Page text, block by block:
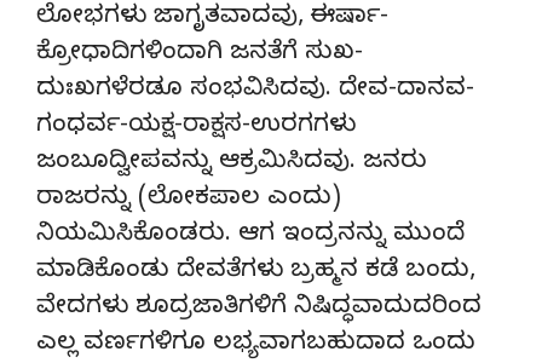
ಲೋಭಗಳು ಜಾಗೃತವಾದವು, ಈರ್ಷಾ-
ಕ್ರೋಧಾದಿಗಳಿಂದಾಗಿ ಜನತೆಗೆ ಸುಖ-
ದುಃಖಗಳೆರಡೂ ಸಂಭವಿಸಿದವು. ದೇವ-ದಾನವ-
ಗಂಧರ್ವ-ಯಕ್ಷ-ರಾಕ್ಷಸ-ಉರಗಗಳು
ಜಂಬೂದ್ವೀಪವನ್ನು ಆಕ್ರಮಿಸಿದವು. ಜನರು
ರಾಜರನ್ನು (ಲೋಕಪಾಲ ಎಂದು)
ನಿಯಮಿಸಿಕೊಂಡರು. ಆಗ ಇಂದ್ರನನ್ನು ಮುಂದೆ
ಮಾಡಿಕೊಂಡು ದೇವತೆಗಳು ಬ್ರಹ್ಮನ ಕಡೆ ಬಂದು,
ವೇದಗಳು ಶೂದ್ರಜಾತಿಗಳಿಗೆ ನಿಷಿದ್ಧವಾದುದರಿಂದ
ಎಲ್ಲ ವರ್ಣಗಳಿಗೂ ಲಭ್ಯವಾಗಬಹುದಾದ ಒಂದು